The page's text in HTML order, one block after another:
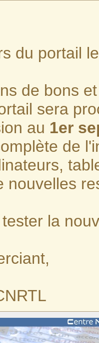
du portail
de bons
sera
au 1er
de
nouvelles
la